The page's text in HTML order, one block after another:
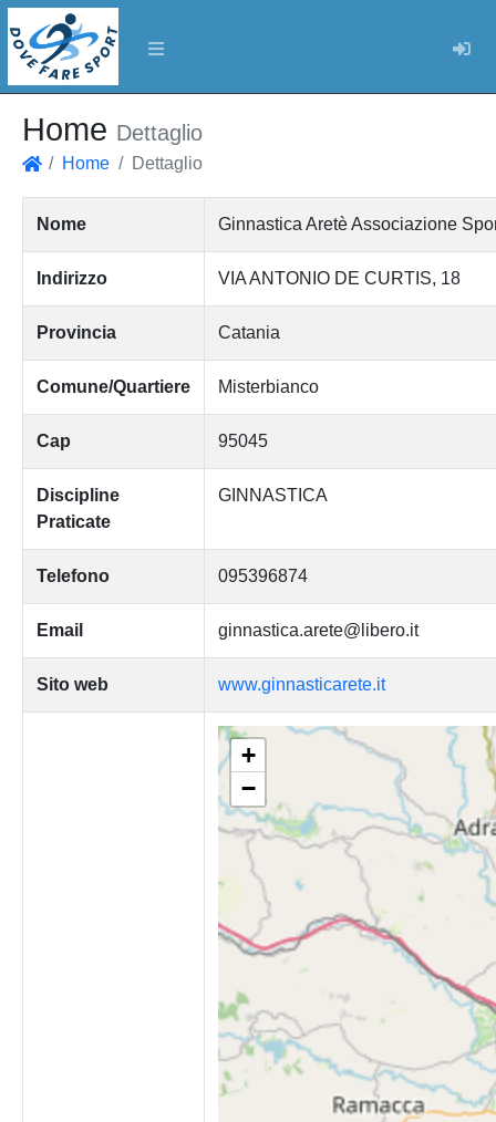
Home Dettaglio
Home Dettaglio
Nome Ginnastica Aretè Associazione
Indirizzo VIA ANTONIO DE CURTIS, 18
Provincia Catania
Comune/Quartiere Misterbianco
Cap 95045
Discipline
Praticate
GINNASTICA
Telefono 095396874
Email ginnastica.arete@libero.it
Sito web www.ginnasticarete.it
+
−